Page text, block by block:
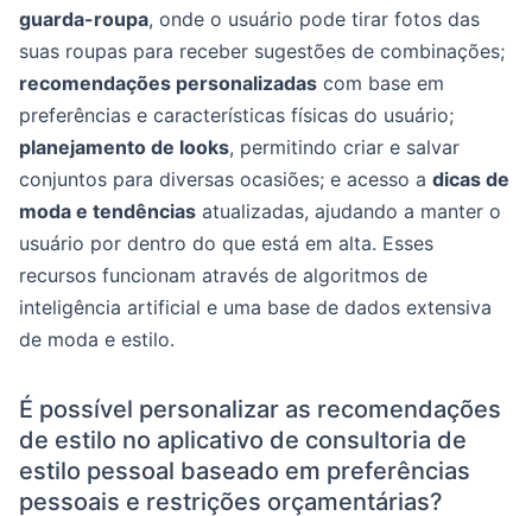
guarda-roupa, onde o usuário pode tirar fotos das
suas roupas para receber sugestões de combinações;
recomendações personalizadas com base em
preferências e características físicas do usuário;
planejamento de looks, permitindo criar e salvar
conjuntos para diversas ocasiões; e acesso a dicas de
moda e tendências atualizadas, ajudando a manter o
usuário por dentro do que está em alta. Esses
recursos funcionam através de algoritmos de
inteligência artificial e uma base de dados extensiva
de moda e estilo.
É possível personalizar as recomendações
de estilo no aplicativo de consultoria de
estilo pessoal baseado em preferências
pessoais e restrições orçamentárias?